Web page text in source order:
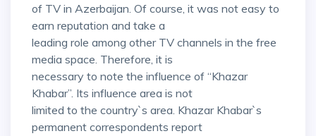
of TV in Azerbaijan. Of course, it was not easy to
earn reputation and take a
leading role among other TV channels in the free
media space. Therefore, it is
necessary to note the influence of “Khazar
Khabar”. Its influence area is not
limited to the country`s area. Khazar Khabar`s
permanent correspondents report